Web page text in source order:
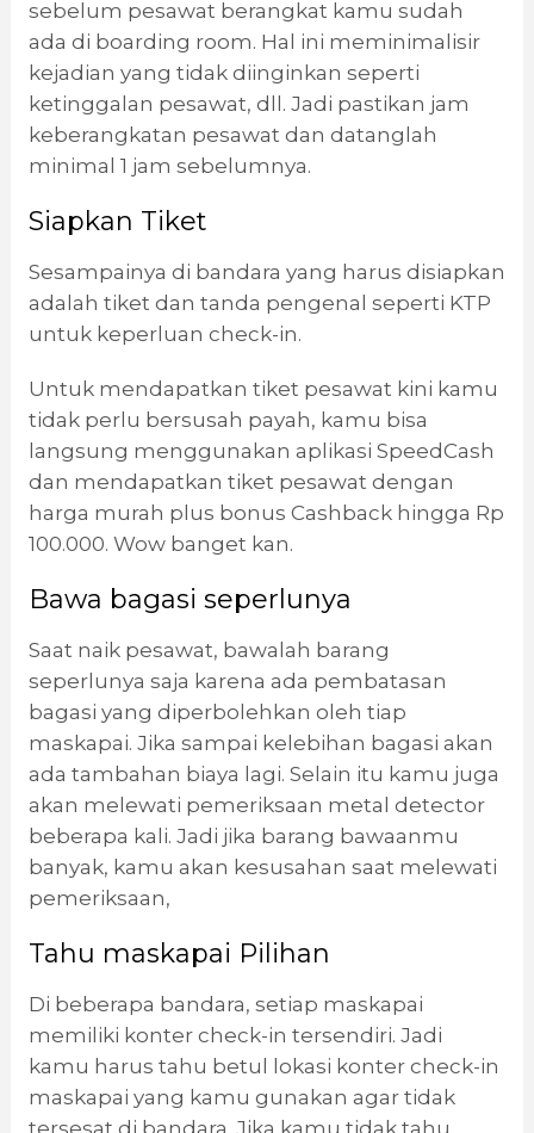
sebelum pesawat berangkat kamu sudah
ada di boarding room. Hal ini meminimalisir
kejadian yang tidak diinginkan seperti
ketinggalan pesawat, dll. Jadi pastikan jam
keberangkatan pesawat dan datanglah
minimal 1 jam sebelumnya.
Siapkan Tiket
Sesampainya di bandara yang harus disiapkan
adalah tiket dan tanda pengenal seperti KTP
untuk keperluan check-in.
Untuk mendapatkan tiket pesawat kini kamu
tidak perlu bersusah payah, kamu bisa
langsung menggunakan aplikasi SpeedCash
dan mendapatkan tiket pesawat dengan
harga murah plus bonus Cashback hingga Rp
100.000. Wow banget kan.
Bawa bagasi seperlunya
Saat naik pesawat, bawalah barang
seperlunya saja karena ada pembatasan
bagasi yang diperbolehkan oleh tiap
maskapai. Jika sampai kelebihan bagasi akan
ada tambahan biaya lagi. Selain itu kamu juga
akan melewati pemeriksaan metal detector
beberapa kali. Jadi jika barang bawaanmu
banyak, kamu akan kesusahan saat melewati
pemeriksaan,
Tahu maskapai Pilihan
Di beberapa bandara, setiap maskapai
memiliki konter check-in tersendiri. Jadi
kamu harus tahu betul lokasi konter check-in
maskapai yang kamu gunakan agar tidak
tersesat di bandara. Jika kamu tidak tahu,